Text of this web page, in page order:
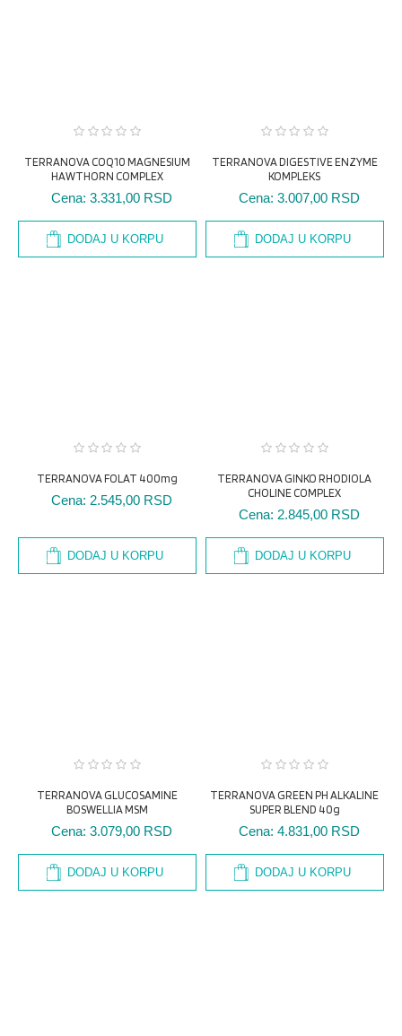
TERRANOVA COQ10 MAGNESIUM
HAWTHORN COMPLEX
Cena: 3.331,00 RSD
DODAJ U KORPU
TERRANOVA DIGESTIVE ENZYME
KOMPLEKS
Cena: 3.007,00 RSD
DODAJ U KORPU
TERRANOVA FOLAT 400mg
Cena: 2.545,00 RSD
DODAJ U KORPU
TERRANOVA GINKO RHODIOLA
CHOLINE COMPLEX
Cena: 2.845,00 RSD
DODAJ U KORPU
TERRANOVA GLUCOSAMINE
BOSWELLIA MSM
Cena: 3.079,00 RSD
DODAJ U KORPU
TERRANOVA GREEN PH ALKALINE
SUPER BLEND 40g
Cena: 4.831,00 RSD
DODAJ U KORPU